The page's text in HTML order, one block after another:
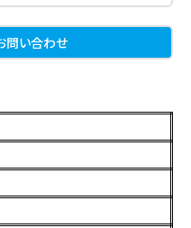
問い合わせ